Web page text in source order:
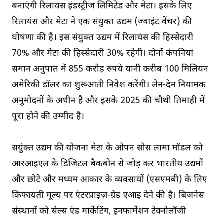
बनाएंगी रिलायंस इंडस्ट्रीज लिमिटेड और मेटा। इसके लिए
रिलायंस और मेटा ने एक संयुक्त उद्यम (ज्वाइंट वेंचर) की
घोषणा की है। इस संयुक्त उद्यम में रिलायंस की हिस्सेदारी
70% और मेटा की हिस्सेदारी 30% रहेगी। दोनों कंपनियां
समान अनुपात में 855 करोड़ रुपये यानी करीब 100 मिलियन
अमेरिकी डॉलर का शुरूआती निवेश करेंगी। लेन-देन नियामक
अनुमोदनों के अधीन है और इसके 2025 की चौथी तिमाही में
पूरा होने की उम्मीद है।
सयुंक्त उद्यम की योजना मेटा के ओपन सोर्स लामा मॉडल को
आरआईएल के डिजिटल बैकबोन से जोड़ कर भारतीय उद्यमों
और छोटे और मध्यम आकार के व्यवसायों (एसएमबी) के लिए
किफायती मूल्य पर एंटरप्राइज़-ग्रेड एआई देने की है। बिजनेस
संस्थानों को सेल्स एंड मार्केटिंग, इनफार्मेशन टेक्नोलॉजी